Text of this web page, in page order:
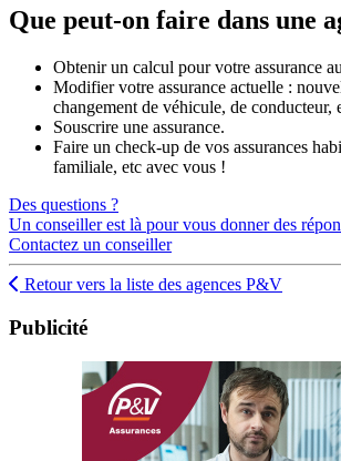
Que peut-on faire dans une
Obtenir un calcul pour votre assurance
Modifier votre assurance actuelle :
changement de véhicule, de conducteur,
Souscrire une assurance.
Faire un check-up de vos assurances
familiale, etc avec vous !
Des questions ?
Un conseiller est là pour vous donner des
Contactez un conseiller
Retour vers la liste des agences P&V
Publicité